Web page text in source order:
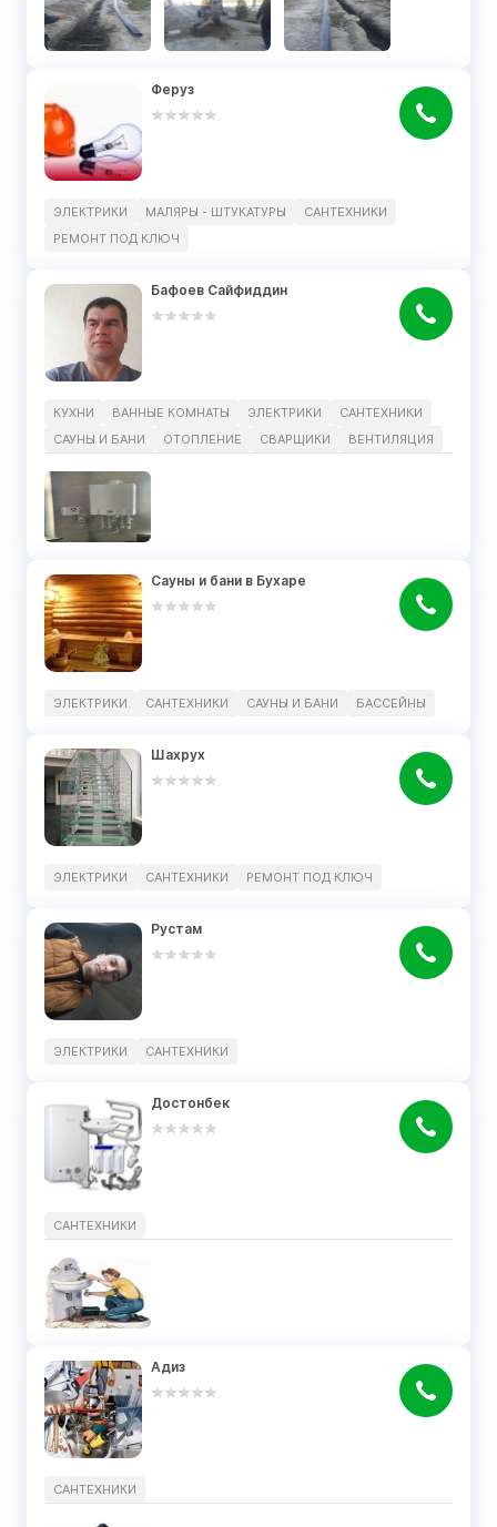
Феруз
ЭЛЕКТРИКИ МАЛЯРЫ - ШТУКАТУРЫ
САНТЕХНИКИ
РЕМОНТ ПОД КЛЮЧ
Бафоев Сайфиддин
КУХНИ ВАННЫЕ КОМНАТЫ ЭЛЕКТРИКИ
САНТЕХНИКИ
САУНЫ И БАНИ
ОТОПЛЕНИЕ СВАРЩИКИ ВЕНТИЛЯЦИЯ
Сауны и бани в Бухаре
ЭЛЕКТРИКИ САНТЕХНИКИ САУНЫ И БАНИ БАССЕЙНЫ
Шахрух
ЭЛЕКТРИКИ САНТЕХНИКИ РЕМОНТ ПОД КЛЮЧ
Рустам
ЭЛЕКТРИКИ САНТЕХНИКИ
Достонбек
САНТЕХНИКИ
Адиз
САНТЕХНИКИ